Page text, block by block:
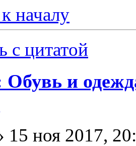
началу
с цитатой
и
15 ноя 2017,